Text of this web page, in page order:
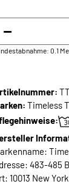
0.1
Timeless
483-485
10013 New